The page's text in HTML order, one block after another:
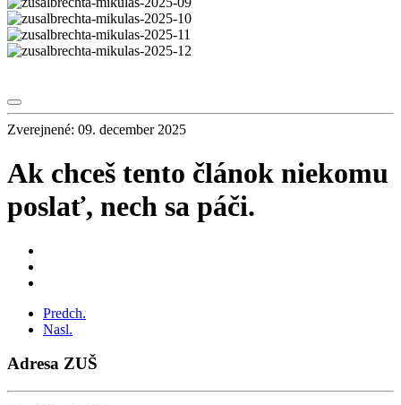
Zverejnené: 09. december 2025
Ak chceš tento článok niekomu
poslať, nech sa páči.
Predch.
Nasl.
Adresa ZUŠ